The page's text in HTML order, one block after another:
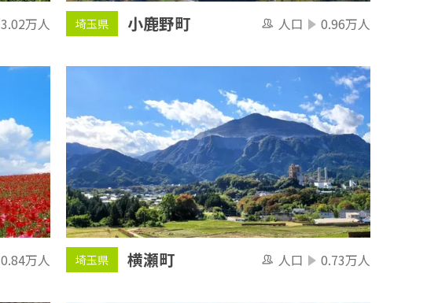
3.02万人 埼玉県 小鹿野町 人口 0.96万人
0.84万人 埼玉県 横瀬町 人口 0.73万人